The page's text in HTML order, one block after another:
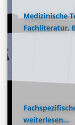
Medizinische
Fachliteratur,
weiterlesen...